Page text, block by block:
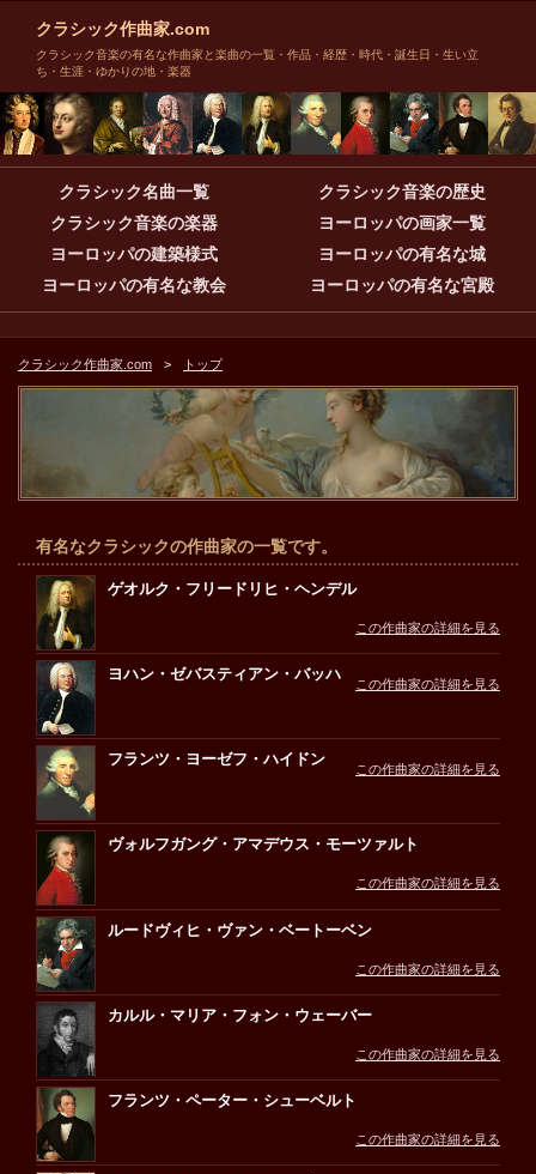
クラシック作曲家.com
クラシック音楽の有名な作曲家と楽曲の一覧・作品・経歴・時代・誕生日・生い立
ち・生涯・ゆかりの地・楽器
クラシック名曲一覧
クラシック音楽の歴史
クラシック音楽の楽器
ヨーロッパの画家一覧
ヨーロッパの建築様式
ヨーロッパの有名な城
ヨーロッパの有名な教会
ヨーロッパの有名な宮殿
クラシック作曲家.com トップ
有名なクラシックの作曲家の一覧です。
ゲオルク・フリードリヒ・ヘンデル
この作曲家の詳細を見る
ヨハン・ゼバスティアン・バッハ
この作曲家の詳細を見る
フランツ・ヨーゼフ・ハイドン
この作曲家の詳細を見る
ヴォルフガング・アマデウス・モーツァルト
この作曲家の詳細を見る
ルードヴィヒ・ヴァン・ベートーベン
この作曲家の詳細を見る
カルル・マリア・フォン・ウェーバー
この作曲家の詳細を見る
フランツ・ペーター・シューベルト
この作曲家の詳細を見る